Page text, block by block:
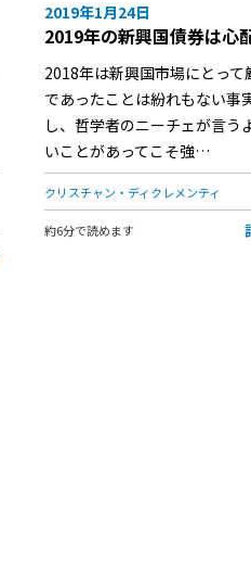
2019年1月24日
2019年の新興国債券は心
2018年は新興国市場にとって
であったことは紛れもない事
し、哲学者のニーチェが言う
いことがあってこそ強…
クリスチャン・ディクレメンティ
約6分で読めます